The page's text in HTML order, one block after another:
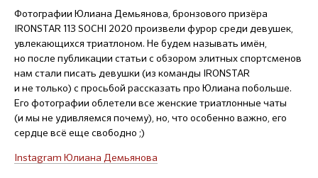
Фотографии Юлиана Демьянова, бронзового призёра
IRONSTAR 113 SOCHI 2020 произвели фурор среди девушек,
увлекающихся триатлоном. Не будем называть имён,
но после публикации статьи с обзором элитных спортсменов
нам стали писать девушки (из команды IRONSTAR
и не только) с просьбой рассказать про Юлиана побольше.
Его фотографии облетели все женские триатлонные чаты
(и мы не удивляемся почему), но, что особенно важно, его
сердце всё еще свободно ;)
Instagram Юлиана Демьянова